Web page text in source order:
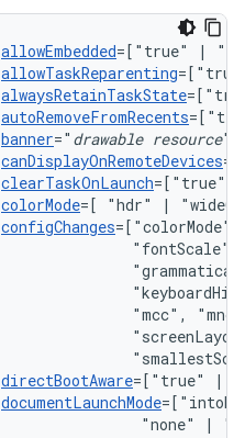
allowEmbedded=["true"
|
allowTaskReparenting
alwaysRetainTaskState
autoRemoveFromRecents
banner=" drawable resource
canDisplayOnRemoteDevices
clearTaskOnLaunch=["true"
colorMode=[ "hdr"
|
configChanges=["colorMode",
"fontScale",
"mcc",
directBootAware=["true"
|
documentLaunchMode
"none"
|